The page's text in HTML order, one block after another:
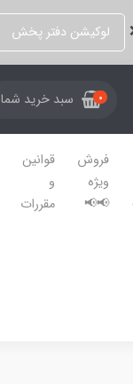
لوکیشن دفتر پخش
0 سبد خرید شما
فروش
ویژه
📢📢
قوانین
و
مقررات